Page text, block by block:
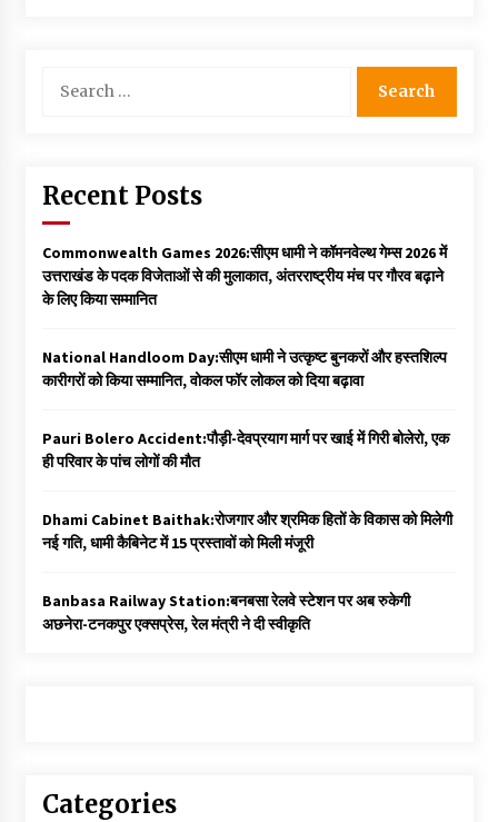
for:
Recent Posts
Commonwealth Games 2026:सीएम धामी ने कॉमनवेल्थ गेम्स 2026 में
उत्तराखंड के पदक विजेताओं से की मुलाकात, अंतरराष्ट्रीय मंच पर गौरव बढ़ाने
के लिए किया सम्मानित
National Handloom Day:सीएम धामी ने उत्कृष्ट बुनकरों और हस्तशिल्प
कारीगरों को किया सम्मानित, वोकल फॉर लोकल को दिया बढ़ावा
Pauri Bolero Accident:पौड़ी-देवप्रयाग मार्ग पर खाई में गिरी बोलेरो, एक
ही परिवार के पांच लोगों की मौत
Dhami Cabinet Baithak:रोजगार और श्रमिक हितों के विकास को मिलेगी
नई गति, धामी कैबिनेट में 15 प्रस्तावों को मिली मंजूरी
Banbasa Railway Station:बनबसा रेलवे स्टेशन पर अब रुकेगी
अछनेरा-टनकपुर एक्सप्रेस, रेल मंत्री ने दी स्वीकृति
Categories